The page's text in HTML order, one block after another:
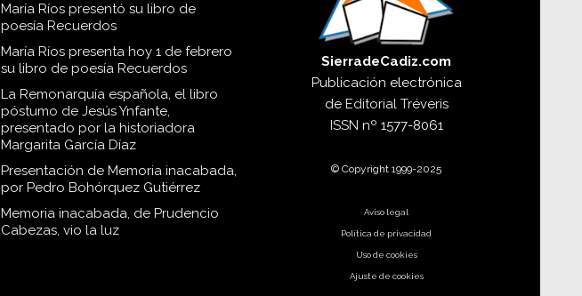
María Ríos presentó su libro de
poesía Recuerdos
María Ríos presenta hoy 1 de febrero
su libro de poesía Recuerdos
La Remonarquía española, el libro
póstumo de Jesús Ynfante,
presentado por la historiadora
Margarita García Díaz
Presentación de Memoria inacabada,
por Pedro Bohórquez Gutiérrez
Memoria inacabada, de Prudencio
Cabezas, vio la luz
SierradeCadiz.com
Publicación electrónica
de Editorial Tréveris
ISSN nº 1577-8061
© Copyright 1999-2025
Aviso legal
Política de privacidad
Uso de cookies
Ajuste de cookies